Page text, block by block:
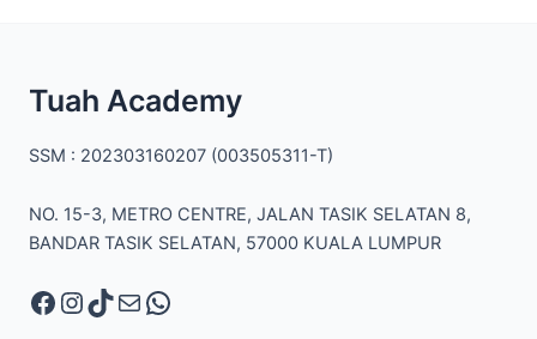
Tuah Academy
SSM : 202303160207 (003505311-T)
NO. 15-3, METRO CENTRE, JALAN TASIK SELATAN 8,
BANDAR TASIK SELATAN, 57000 KUALA LUMPUR